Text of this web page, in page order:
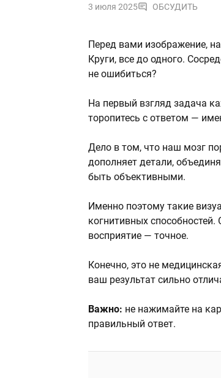
3 июля 2025 ОБСУДИТЬ
Перед вами изображение,
Круги, все до одного.
не ошибиться?
На первый взгляд задача
торопитесь с ответом —
Дело в том, что наш мозг
дополняет детали,
быть объективными.
Именно поэтому такие
когнитивных
восприятие — точное.
Конечно, это не
ваш результат сильно
Важно: не нажимайте на
правильный ответ.